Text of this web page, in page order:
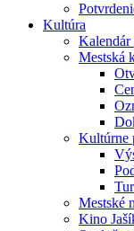
Kultúra
Kalendár
Mestská
Kultúrne
Mestské
Kino